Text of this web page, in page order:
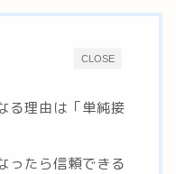
CLOSE
る理由は「単純接
ったら信頼できる